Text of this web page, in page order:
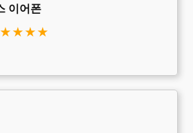
이어폰